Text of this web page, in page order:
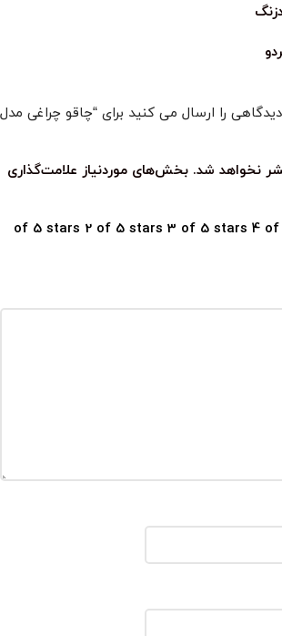
را ارسال می کنید برای “چاقو چراغی مدل
نخواهد شد. بخش‌های موردنیاز علامت‌گذاری
2 of 5 stars 3 of 5 stars 4